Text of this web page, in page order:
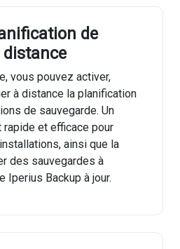
de
distance
vous pouvez activer,
à distance la planification
de sauvegarde. Un
et efficace pour
ainsi que la
des sauvegardes à
Iperius Backup à jour.